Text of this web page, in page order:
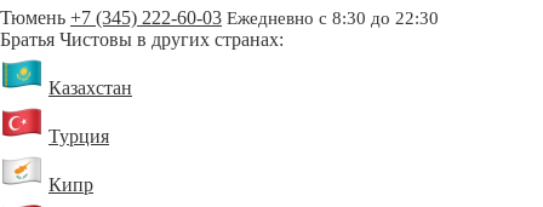
Тюмень +7 (345) 222-60-03 Ежедневно с 8:30 до 22:30
Братья Чистовы в других странах:
Казахстан
Турция
Кипр